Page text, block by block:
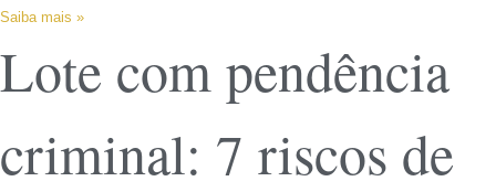
Saiba mais »
Lote com pendência
criminal: 7 riscos de